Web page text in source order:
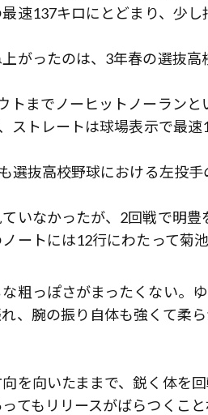
速137キロにとどまり、少し
がったのは、3年春の選抜高
トまでノーヒットノーラン
ストレートは球場表示で最速
選抜高校野球における左投手
いなかったが、2回戦で明
ートには12行にわたって菊
な粗っぽさがまったくない。
、腕の振り自体も強くて柔
を向いたままで、鋭く体を
てもリリースがばらつくこ